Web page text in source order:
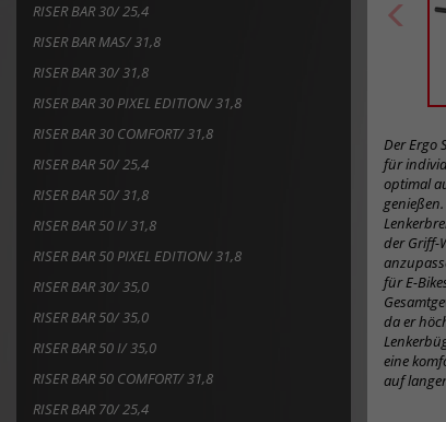
RISER BAR 30/ 25,4
RISER BAR MAS/ 31,8
RISER BAR 30/ 31,8
RISER BAR 30 PIXEL EDITION/ 31,8
RISER BAR 30 COMFORT/ 31,8
RISER BAR 50/ 25,4
RISER BAR 50/ 31,8
RISER BAR 50 I/ 31,8
RISER BAR 50 PIXEL EDITION/ 31,8
RISER BAR 30/ 35,0
RISER BAR 50/ 35,0
RISER BAR 50 I/ 35,0
RISER BAR 50 COMFORT/ 31,8
RISER BAR 70/ 25,4
Der Ergo
für
optimal
der Griff-
für E-
da er
eine
auf